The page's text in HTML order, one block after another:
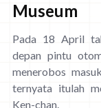
Museum
Pada 18 April
depan pintu
menerobos
ternyata itulah
Ken-chan.